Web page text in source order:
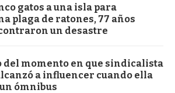
gatos a una isla para
plaga de ratones, 77 años
un desastre
del momento en que sindicalista
a influencer cuando ella
ómnibus